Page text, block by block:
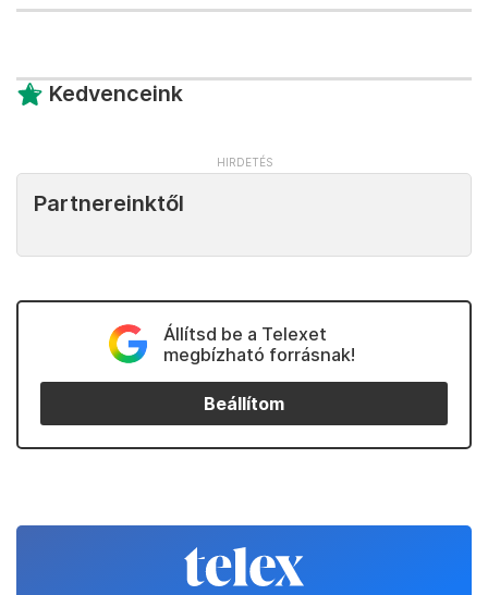
Kedvenceink
Partnereinktől
Állítsd be a Telexet
megbízható forrásnak!
Beállítom